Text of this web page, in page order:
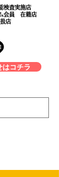
検査実施店
会員 在籍店
店
はコチラ